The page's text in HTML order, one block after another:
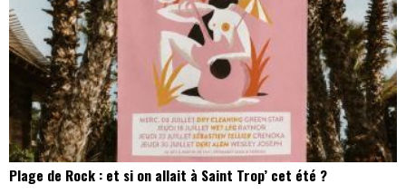
Plage de Rock : et si on allait à Saint Trop’ cet été ?